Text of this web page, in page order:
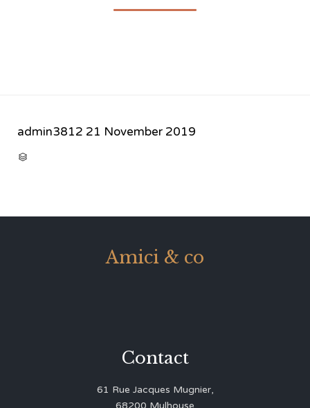
admin3812 21 November 2019

Amici & co
Contact
61 Rue Jacques Mugnier,